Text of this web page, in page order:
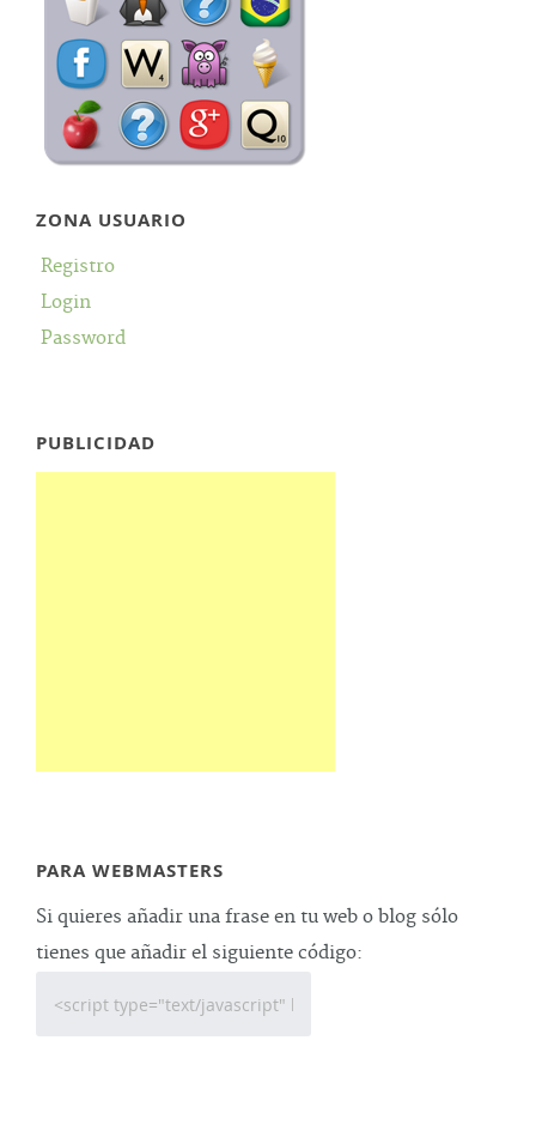
ZONA USUARIO
Registro
Login
Password
PUBLICIDAD
PARA WEBMASTERS
Si quieres añadir una frase en tu web o blog sólo
tienes que añadir el siguiente código: